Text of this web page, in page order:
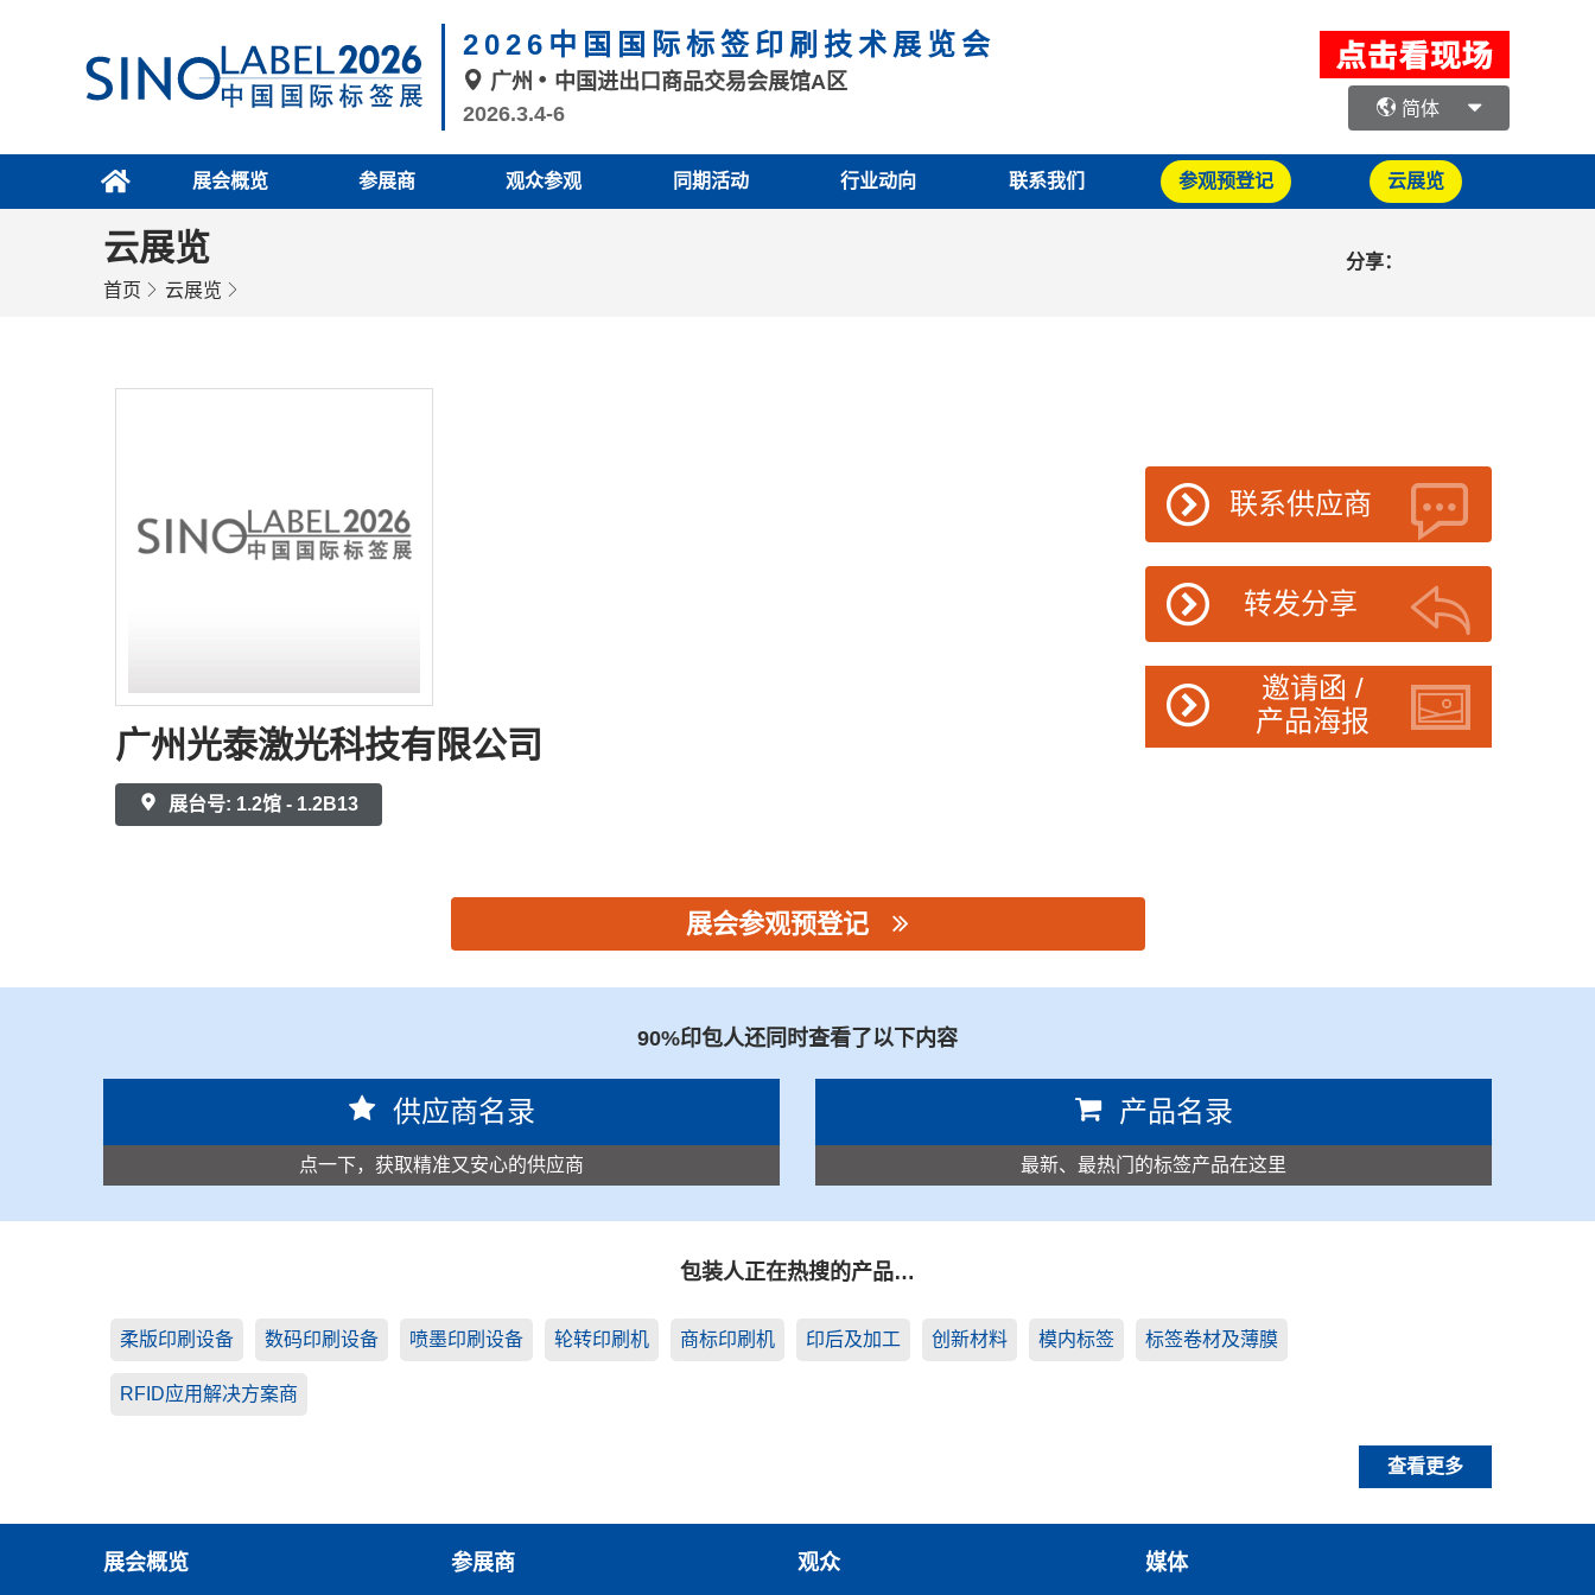
2026中国国际标签印刷技术展览会
广州
中国进出口商品交易会展馆A区
2026.3.4-6
简体
展会概览 参展商 观众参观 同期活动 行业动向 联系我们 参观预登记 云展览
云展览
首页 云展览
分享：
广州光泰激光科技有限公司
展台号: 1.2馆 - 1.2B13
联系供应商
转发分享
邀请函 /
产品海报
展会参观预登记
90%印包人还同时查看了以下内容
供应商名录
点一下，获取精准又安心的供应商
产品名录
最新、最热门的标签产品在这里
包装人正在热搜的产品…
柔版印刷设备 数码印刷设备 喷墨印刷设备 轮转印刷机 商标印刷机 印后及加工 创新材料 模内标签 标签卷材及薄膜
RFID应用解决方案商
查看更多
展会概览 参展商 观众 媒体